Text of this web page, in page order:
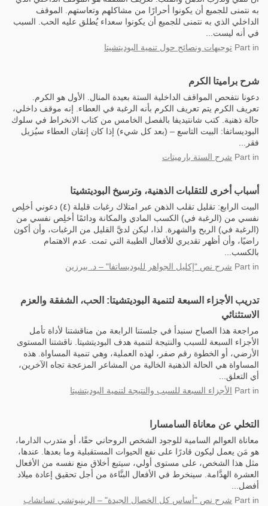
به نتمنى للجميع أن يكونوا أحرارًا من مشاكلهم وتعاستهم. الموقف
الداخلي الذي به نتمنى للجميع أن يكونوا سعداء يُطلق عليه الحب. السبب
في أنه ليست...
Part in توجيهات ونصائح حول تنمية البوديتشيتا
شرح براميتا الكرم
دعونا نتفحص المواقف الداخلية الستة بعيدة المنال. الأول هو الكرم.
تعريف الكرم يتم تعريف الكرم بأنه الرغبة في العطاء. إنه موقف داخلي،
حالة ذهنية. كتب شانتيديفا بالفصل الخامس من كتاب الانخراط في سلوك
البوديساتفا: البيت التاسع – (بعد كل شيء) إذا كان إتقان العطاء سيُزيل
فقر...
Part in شرح الستة بارميتات
أسباب أخرى للتقلبات الذهنية، وترسيخ البوديتشيتا
البيت الرابع: تقليل تقلب الذهن عبر امتلاك رغبات قليلة (٤) دعوني أخلِص
نفسي من (الرغبة في) الكسب المادي والمكانة ودائمًا أخلِص نفسي من
(الرغبة في) الربح والشهرة. لذا، ليكن لديَّ القليل من الرغبات، وأن أكون
راضيًا، وأن أظهر تقديري للأفعال الطيبة التي تمت. عدم الاهتمام
بالكسب...
Part in شرح نص "إكليل الجواهر للبوديساتفا" – د. بيرزين
تدريب الأجزاء السبعة لتنمية البوديتشيتا: الحب، الشفقة والعزم
الاستثنائي
مراجعة هذا الصباح سنبدأ في جلستنا الرابعة من مناقشتنا لأداة تأمل
الأجزاء السبعة للسبب والنتيجة لتنمية هدف البوديتشيتا. ناقشتنا المستوى
الأرضي، أو الخطوة رقم صفر، لهذه العملية، وهي تنمية المساواة. هذه
المساواة هي الحالة الذهنية الخالية من المشاعر المزعجة تجاه الآخرين،
أي التعلق...
Part in الأجزاء السبعة للسبب والنتيجة لتنمية البوديتشيتا
التخلي عن معاناة السامسارا
معاناة العوالم السامية للوجود الشخص الروحاني حقًا، أو متدرب الدارما،
هو مَن يعمل ليكون قادرًا على نفع الحيوات المستقبلية وما بعدها. عندها،
مثل هذا الشخص، على مستوى أولي، سيتبع أخلاق منع نفسه من الأفعال
العشرة الهدَّامة. سينخرط في الأفعال البنَّاءة من أجل تحقيق إعادة ميلاد
أفضل...
Part in
شرح نص "أساس كل الخصال الجيدة" – الرينبوتشي تسانشاب